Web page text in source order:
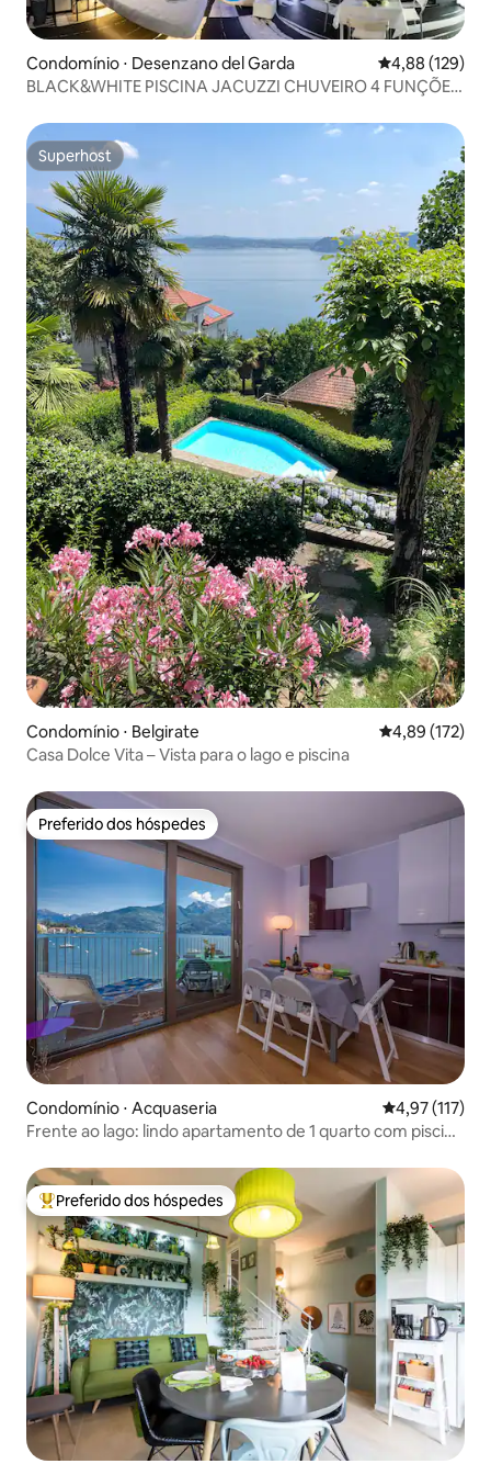
Condomínio ⋅ Desenzano del Garda 4,88 de uma
4,88 (129)
BLACK&WHITE PISCINA JACUZZI CHUVEIRO 4 FUNÇÕES
Superhost
Superhost
Condomínio ⋅ Belgirate 4,89 de uma
4,89 (172)
Casa Dolce Vita – Vista para o lago e piscina
Preferido dos hóspedes
Preferido dos hóspedes
Condomínio ⋅ Acquaseria 4,97 de uma
4,97 (117)
Frente ao lago: lindo apartamento de 1 quarto com piscina
Entre os melhores preferidos dos hóspedes
Preferido dos hóspedes